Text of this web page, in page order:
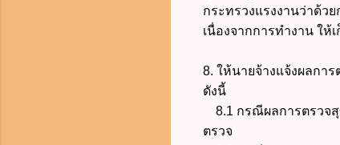
กระทรวงแรงงานว่าด้
เนื่องจากการทำงาน ให้
8. ให้นายจ้างแจ้งผลกา
ดังนี้
8.1 กรณีผลการตรวจสุ
ตรวจ